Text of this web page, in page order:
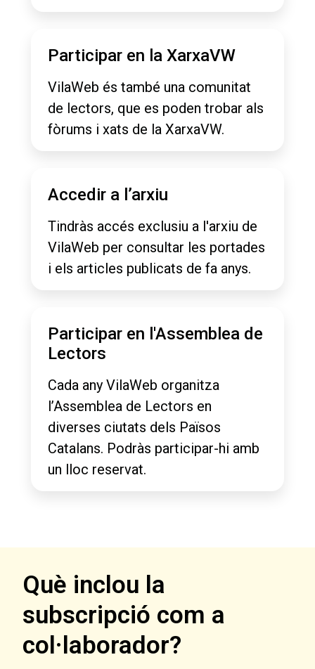
Participar en la XarxaVW
VilaWeb és també una comunitat
de lectors, que es poden trobar als
fòrums i xats de la XarxaVW.
Accedir a l’arxiu
Tindràs accés exclusiu a l'arxiu de
VilaWeb per consultar les portades
i els articles publicats de fa anys.
Participar en l'Assemblea de
Lectors
Cada any VilaWeb organitza
l’Assemblea de Lectors en
diverses ciutats dels Països
Catalans. Podràs participar-hi amb
un lloc reservat.
Què inclou la
subscripció com a
col·laborador?